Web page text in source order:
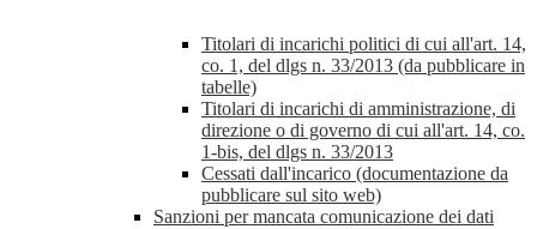
Titolari di incarichi politici di cui all'art. 14,
co. 1, del dlgs n. 33/2013 (da pubblicare in
tabelle)
Titolari di incarichi di amministrazione, di
direzione o di governo di cui all'art. 14, co.
1-bis, del dlgs n. 33/2013
Cessati dall'incarico (documentazione da
pubblicare sul sito web)
Sanzioni per mancata comunicazione dei dati